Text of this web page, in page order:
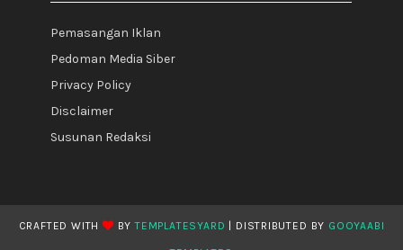
Pemasangan Iklan
Pedoman Media Siber
Privacy Policy
Disclaimer
Susunan Redaksi
CRAFTED WITH BYTEMPLATESYARD | DISTRIBUTED BY GOOYAABI